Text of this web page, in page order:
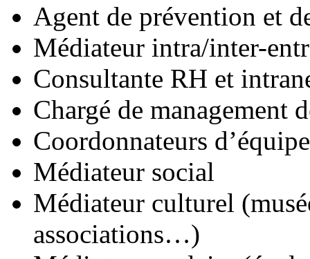
Agent de prévention et
Médiateur intra/inter-
Consultante RH et
Chargé de management
Coordonnateurs
Médiateur social
Médiateur culturel
associations…)